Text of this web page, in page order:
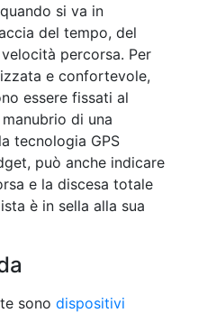
si va in
del tempo, del
percorsa. Per
e confortevole,
essere fissati al
di una
tecnologia GPS
può anche indicare
e la discesa totale
è in sella alla sua
sono dispositivi